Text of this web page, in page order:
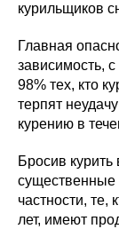
курильщиков
Главная
зависимость,
98% тех, кто
терпят
курению в
Бросив
существенные
частности, те,
лет, имеют